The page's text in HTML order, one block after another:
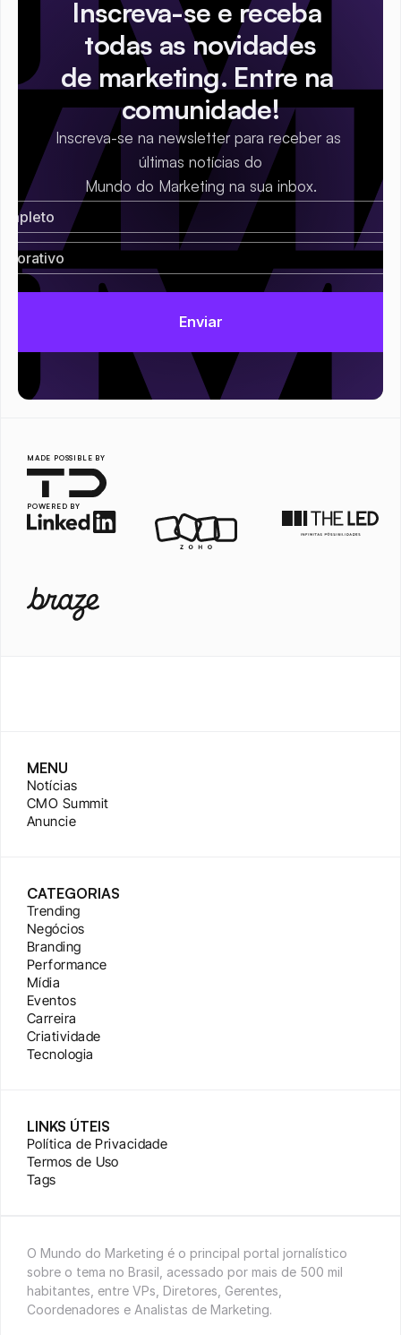
Inscreva-se e receba
todas as novidades
de marketing. Entre na
comunidade!
Inscreva-se na newsletter para receber as
últimas notícias do
Mundo do Marketing na sua inbox.
MADE POSSIBLE BY
POWERED BY
MENU
Notícias
CMO Summit
Anuncie
CATEGORIAS
Trending
Negócios
Branding
Performance
Mídia
Eventos
Carreira
Criatividade
Tecnologia
LINKS ÚTEIS
Política de Privacidade
Termos de Uso
Tags
O Mundo do Marketing é o principal portal jornalístico
sobre o tema no Brasil, acessado por mais de 500 mil
habitantes, entre VPs, Diretores, Gerentes,
Coordenadores e Analistas de Marketing.